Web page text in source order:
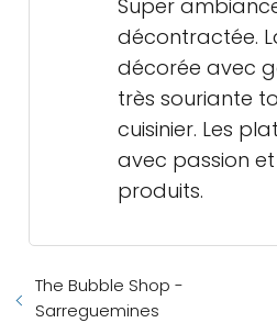
Super
décontractée.
décorée avec
très souriante
cuisinier. Les
avec passion
produits.
The Bubble Shop -
Sarreguemines